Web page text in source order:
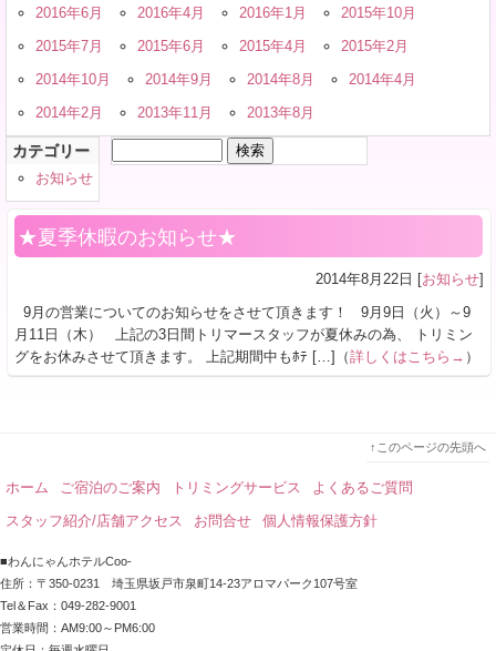
2016年6月
2016年4月 2016年1月
2015年10月
2015年7月
2015年6月 2015年4月
2015年2月
2014年10月
2014年9月 2014年8月
2014年4月
2014年2月
2013年11月 2013年8月
カテゴリー
お知らせ
索:
★夏季休暇のお知らせ★
2014年8月22日 [お知らせ]
9月の営業についてのお知らせをさせて頂きます！ 9月9日（火）～9
月11日（木） 上記の3日間トリマースタッフが夏休みの為、 トリミン
グをお休みさせて頂きます。 上記期間中もﾎﾃ […]（詳しくはこちら→ ）
↑このページの先頭へ
ホーム ご宿泊のご案内 トリミングサービス
よくあるご質問
スタッフ紹介/店舗アクセス
お問合せ 個人情報保護方針
■わんにゃんホテルCoo-
住所：〒350-0231 埼玉県坂戸市泉町14-23アロマパーク107号室
Tel＆Fax：049-282-9001
営業時間：AM9:00～PM6:00